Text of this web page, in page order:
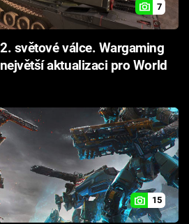
7
světové válce. Wargaming
aktualizaci pro World
15